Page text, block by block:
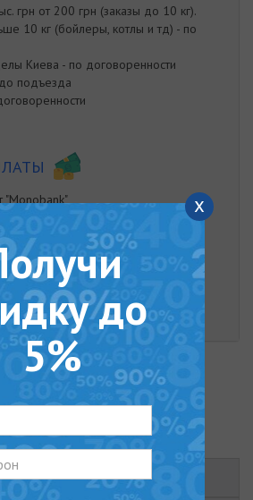
грн от 200 грн (заказы до 10 кг).
10 кг (бойлеры, котлы и тд) - по
Киева - по договоренности
подъезда
"Monobank"
Приват Банка
Наличная оплата возможна при
либо в нашем офисе.
в течение 14 дней с момента
ОПИСАНИЕ
x
до
5%